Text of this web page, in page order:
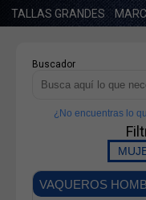
TALLAS GRANDES
Buscador
¿No encuentras lo
VAQUEROS